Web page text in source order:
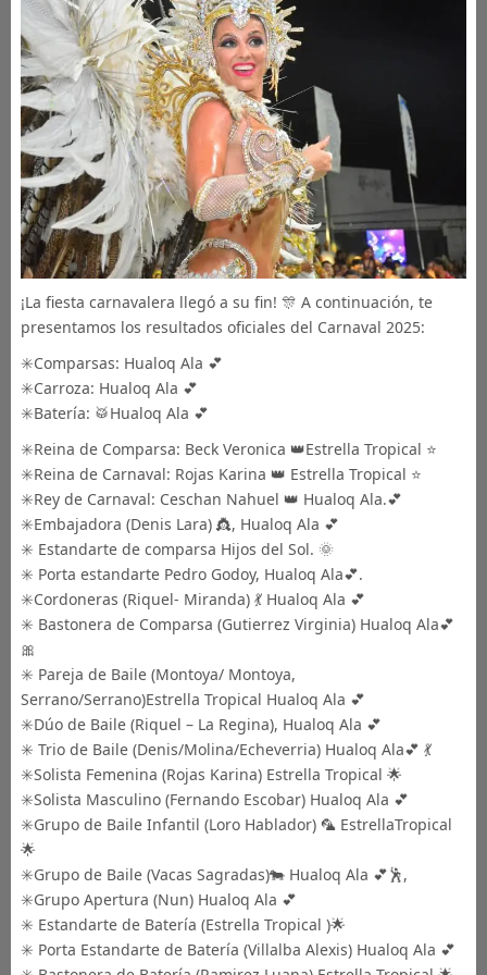
¡La fiesta carnavalera llegó a su fin! 🎊 A continuación, te
presentamos los resultados oficiales del Carnaval 2025:
✳️Comparsas: Hualoq Ala 💕
✳️Carroza: Hualoq Ala 💕
✳️Batería: 🥁Hualoq Ala 💕
✳️Reina de Comparsa: Beck Veronica 👑Estrella Tropical ⭐️
✳️Reina de Carnaval: Rojas Karina 👑 Estrella Tropical ⭐️
✳️Rey de Carnaval: Ceschan Nahuel 👑 Hualoq Ala.💕
✳️Embajadora (Denis Lara) 👸, Hualoq Ala 💕
✳️ Estandarte de comparsa Hijos del Sol. 🌞
✳️ Porta estandarte Pedro Godoy, Hualoq Ala💕.
✳️Cordoneras (Riquel- Miranda) 💃 Hualoq Ala 💕
✳️ Bastonera de Comparsa (Gutierrez Virginia) Hualoq Ala💕
🎀
✳️ Pareja de Baile (Montoya/ Montoya,
Serrano/Serrano)Estrella Tropical Hualoq Ala 💕
✳️Dúo de Baile (Riquel – La Regina), Hualoq Ala 💕
✳️ Trio de Baile (Denis/Molina/Echeverria) Hualoq Ala💕 💃
✳️Solista Femenina (Rojas Karina) Estrella Tropical 🌟
✳️Solista Masculino (Fernando Escobar) Hualoq Ala 💕
✳️Grupo de Baile Infantil (Loro Hablador) 🦜 EstrellaTropical
🌟
✳️Grupo de Baile (Vacas Sagradas)🐄 Hualoq Ala 💕🕺,
✳️Grupo Apertura (Nun) Hualoq Ala 💕
✳️ Estandarte de Batería (Estrella Tropical )🌟
✳️ Porta Estandarte de Batería (Villalba Alexis) Hualoq Ala 💕